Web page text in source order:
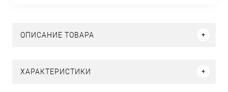
ОПИСАНИЕ ТОВАРА
ХАРАКТЕРИСТИКИ